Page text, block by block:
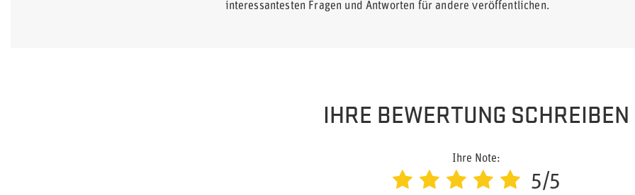
interessantesten Fragen und Antworten für andere veröffentlichen.
IHRE BEWERTUNG SCHREIBEN
Ihre Note:
5/5